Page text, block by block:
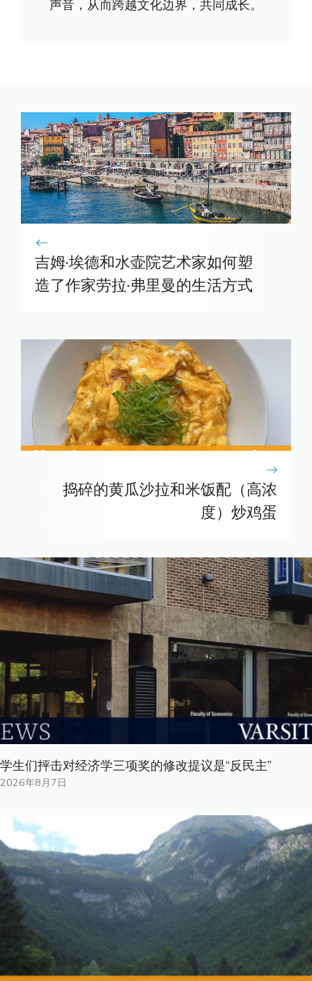
声音，从而跨越文化边界，共同成长。
吉姆·埃德和水壶院艺术家如何塑
造了作家劳拉·弗里曼的生活方式
捣碎的黄瓜沙拉和米饭配（高浓
度）炒鸡蛋
学生们抨击对经济学三项奖的修改提议是“反民主”
2026年8月7日